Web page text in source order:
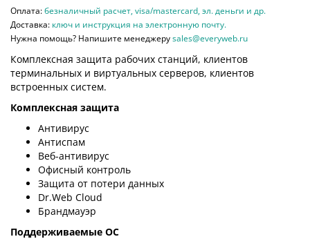
Оплата:безналичный расчет, visa/mastercard, эл. деньги и др.
Доставка: ключ и инструкция на электронную почту.
Нужна помощь? Напишите менеджеруsales@everyweb.ru
Комплексная защита рабочих станций, клиентов
терминальных и виртуальных серверов, клиентов
встроенных систем.
Комплексная защита
Антивирус
Антиспам
Веб-антивирус
Офисный контроль
Защита от потери данных
Dr.Web Cloud
Брандмауэр
Поддерживаемые ОС